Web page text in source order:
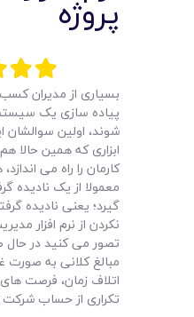
پروژه
بسیاری از مدیران
پیاده سازی یک
شوند، اولین سوالشان
ابزاری که همین حالا
کارمان را راه می
معمولا از یک نادیده
گیرد؛ یعنی نادیده
نکردن از نرم افزار
تصور می کنید در
مبالغ کلانی به صورت
اتلاف زمان، فرصت
تکراری از حساب